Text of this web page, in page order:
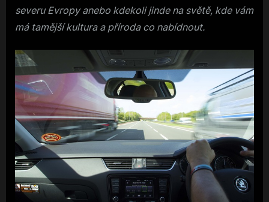
severu Evropy anebo kdekoli jinde na světě, kde vám
má tamější kultura a příroda co nabídnout.